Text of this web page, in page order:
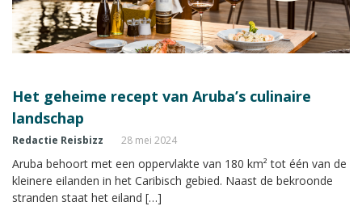
Het geheime recept van Aruba’s culinaire
landschap
Redactie Reisbizz 28 mei 2024
Aruba behoort met een oppervlakte van 180 km² tot één van de
kleinere eilanden in het Caribisch gebied. Naast de bekroonde
stranden staat het eiland […]